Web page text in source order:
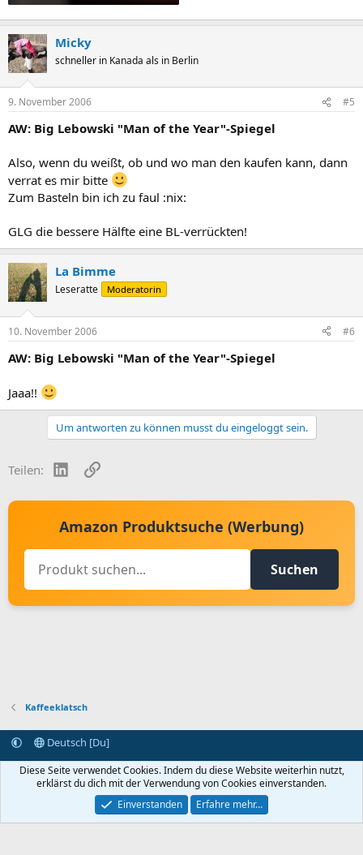
Micky
schneller in Kanada als in Berlin
9. November 2006 #5
AW: Big Lebowski "Man of the Year"-Spiegel
Also, wenn du weißt, ob und wo man den kaufen kann, dann
verrat es mir bitte
Zum Basteln bin ich zu faul :nix:
GLG die bessere Hälfte eine BL-verrückten!
La Bimme
Leseratte Moderatorin
10. November 2006 #6
AW: Big Lebowski "Man of the Year"-Spiegel
Jaaa!!
Um antworten zu können musst du eingeloggt sein.
Teilen: LinkedInLink
Amazon Produktsuche (Werbung)
Suchen
Kaffeeklatsch
Deutsch [Du]
Kontakt aufnehmen
Bedingungen und Regeln
Datenschutz
Startseite
R
S
Community platform by XenForo® © 2010-2024 XenForo Ltd.
Diese Seite verwendet Cookies. Indem du diese Website weiterhin nutzt,
erklärst du dich mit der Verwendung von Cookies einverstanden.
Einverstanden
Erfahre mehr…